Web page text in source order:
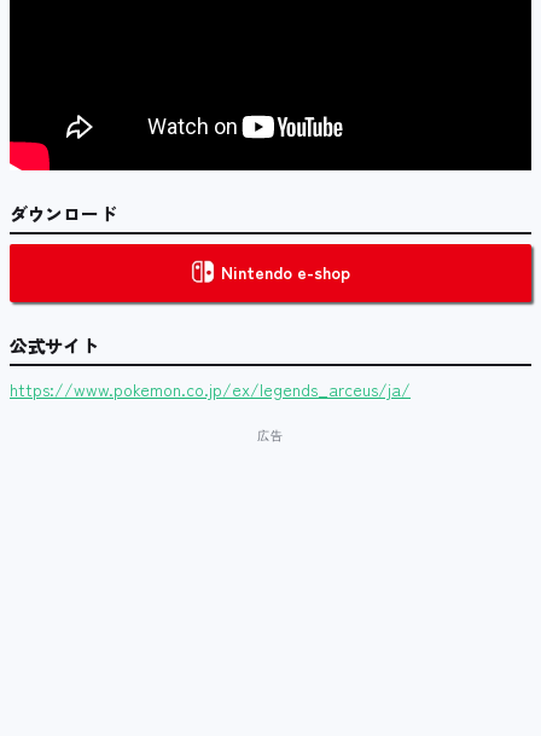
ダウンロード
Nintendo e-shop
公式サイト
https://www.pokemon.co.jp/ex/legends_arceus/ja/